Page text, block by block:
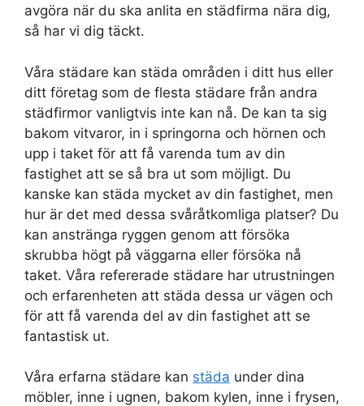
avgöra när du ska anlita en städfirma nära dig,
så har vi dig täckt.
Våra städare kan städa områden i ditt hus eller
ditt företag som de flesta städare från andra
städfirmor vanligtvis inte kan nå. De kan ta sig
bakom vitvaror, in i springorna och hörnen och
upp i taket för att få varenda tum av din
fastighet att se så bra ut som möjligt. Du
kanske kan städa mycket av din fastighet, men
hur är det med dessa svåråtkomliga platser? Du
kan anstränga ryggen genom att försöka
skrubba högt på väggarna eller försöka nå
taket. Våra refererade städare har utrustningen
och erfarenheten att städa dessa ur vägen och
för att få varenda del av din fastighet att se
fantastisk ut.
Våra erfarna städare kan städa under dina
möbler, inne i ugnen, bakom kylen, inne i frysen,